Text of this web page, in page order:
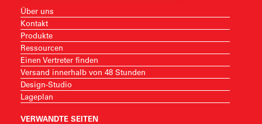
Über uns
Kontakt
Produkte
Ressourcen
Einen Vertreter finden
Versand innerhalb von 48 Stunden
Design-Studio
Lageplan
VERWANDTE SEITEN